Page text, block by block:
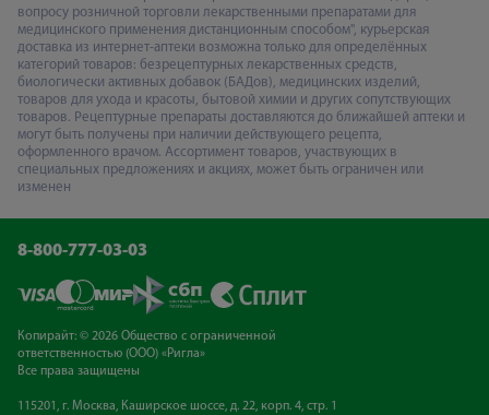
вопросу розничной торговли лекарственными препаратами для
медицинского применения дистанционным способом", курьерская
доставка из интернет-аптеки возможна только для определённых
категорий товаров: безрецептурных лекарственных средств,
биологически активных добавок (БАДов), медицинских изделий,
товаров для ухода и красоты, бытовой химии и других сопутствующих
товаров. Рецептурные препараты доставляются до ближайшей аптеки и
могут быть получены при наличии действующего рецепта,
оформленного врачом. Ассортимент товаров, участвующих в
специальных предложениях и акциях, может быть ограничен или
изменен
8-800-777-03-03
Копирайт: © 2026 Общество с ограниченной
ответственностью (ООО) «Ригла»
Все права защищены
115201, г. Москва, Каширское шоссе, д. 22, корп. 4, стр. 1